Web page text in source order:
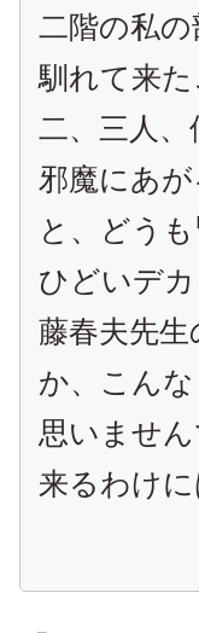
二階の私
馴れて来
二、三人
邪魔にあ
と、どう
ひどいデ
藤春夫先
か、こん
思いませ
来るわけ